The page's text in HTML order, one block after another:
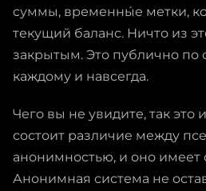
суммы, временны́е метки,
текущий баланс. Ничто из
закрытым. Это публично по
каждому и навсегда.
Чего вы не увидите, так это
состоит различие между
анонимностью, и оно имеет
Анонимная система не